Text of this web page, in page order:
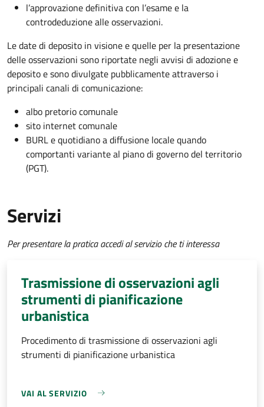
l’approvazione definitiva con l’esame e la
controdeduzione alle osservazioni.
Le date di deposito in visione e quelle per la presentazione
delle osservazioni sono riportate negli avvisi di adozione e
deposito e sono divulgate pubblicamente attraverso i
principali canali di comunicazione:
albo pretorio comunale
sito internet comunale
BURL e quotidiano a diffusione locale quando
comportanti variante al piano di governo del territorio
(PGT).
Servizi
Per presentare la pratica accedi al servizio che ti interessa
Trasmissione di osservazioni agli
strumenti di pianificazione
urbanistica
Procedimento di trasmissione di osservazioni agli
strumenti di pianificazione urbanistica
VAI AL SERVIZIO